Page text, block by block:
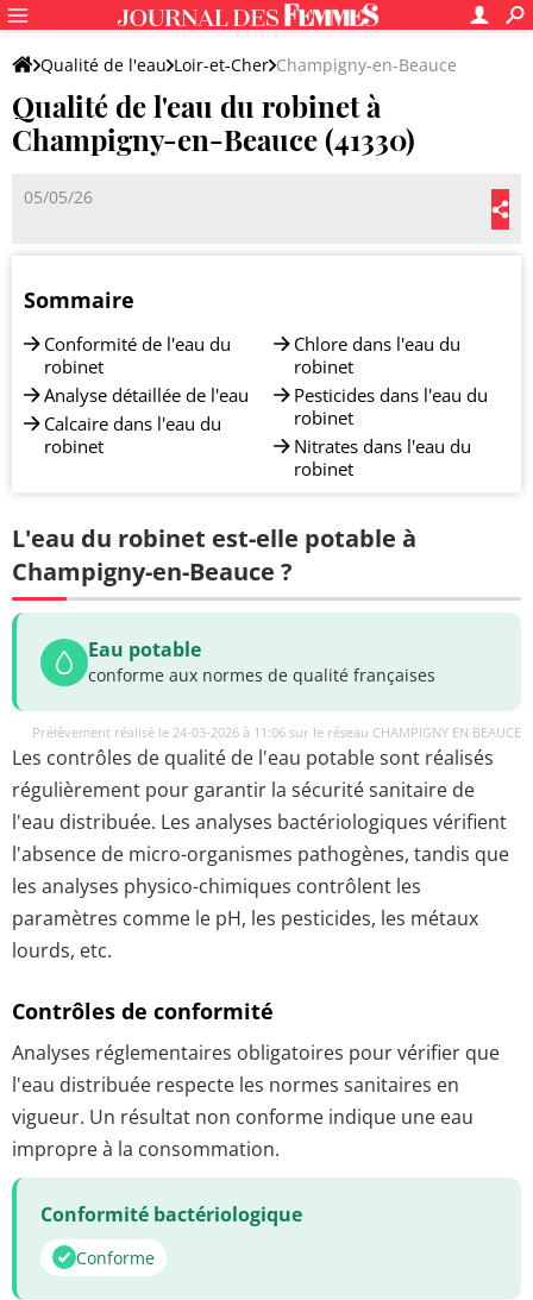
Qualité de l'eau Loir-et-Cher Champigny-en-Beauce
Qualité de l'eau du robinet à
Champigny-en-Beauce (41330)
05/05/26
Sommaire
Conformité de l'eau du
robinet
Analyse détaillée de l'eau
Calcaire dans l'eau du
robinet
Chlore dans l'eau du
robinet
Pesticides dans l'eau du
robinet
Nitrates dans l'eau du
robinet
L'eau du robinet est-elle potable à
Champigny-en-Beauce ?
Eau potable
conforme aux normes de qualité françaises
Prélèvement réalisé le 24-03-2026 à 11:06 sur le réseau CHAMPIGNY EN BEAUCE
Les contrôles de qualité de l'eau potable sont réalisés
régulièrement pour garantir la sécurité sanitaire de
l'eau distribuée. Les analyses bactériologiques vérifient
l'absence de micro-organismes pathogènes, tandis que
les analyses physico-chimiques contrôlent les
paramètres comme le pH, les pesticides, les métaux
lourds, etc.
Contrôles de conformité
Analyses réglementaires obligatoires pour vérifier que
l'eau distribuée respecte les normes sanitaires en
vigueur. Un résultat non conforme indique une eau
impropre à la consommation.
Conformité bactériologique
Conforme